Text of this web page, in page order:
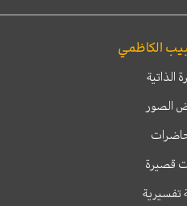
الكاظمي
الذاتية
الصور
قصيرة